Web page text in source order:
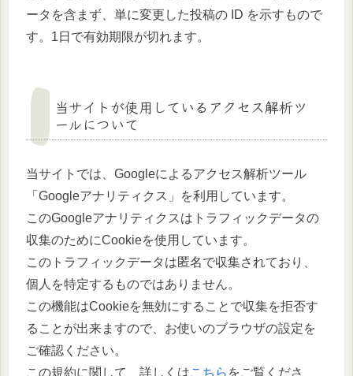
ータを含まず、単に変更した投稿の ID を示すもので
す。1日で有効期限が切れます。
当サイトが使用しているアクセス解析ツ
ールについて
当サイトでは、Googleによるアクセス解析ツール
「Googleアナリティクス」を利用しています。
このGoogleアナリティクスはトラフィックデータの
収集のためにCookieを使用しています。
このトラフィックデータは匿名で収集されており、
個人を特定するものではありません。
この機能はCookieを無効にすることで収集を拒否す
ることが出来ますので、お使いのブラウザの設定を
ご確認ください。
この規約に関して、詳しくはこちら をご覧くださ